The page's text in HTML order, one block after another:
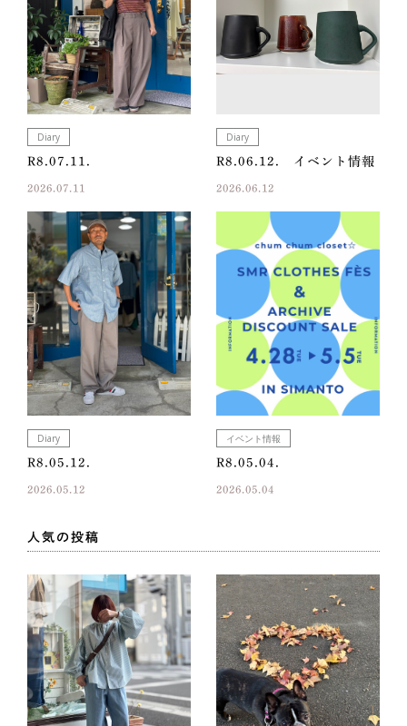
Diary
R8.07.11.
2026.07.11
Diary
R8.06.12. イベント情報
2026.06.12
Diary
R8.05.12.
2026.05.12
イベント情報
R8.05.04.
2026.05.04
人気の投稿